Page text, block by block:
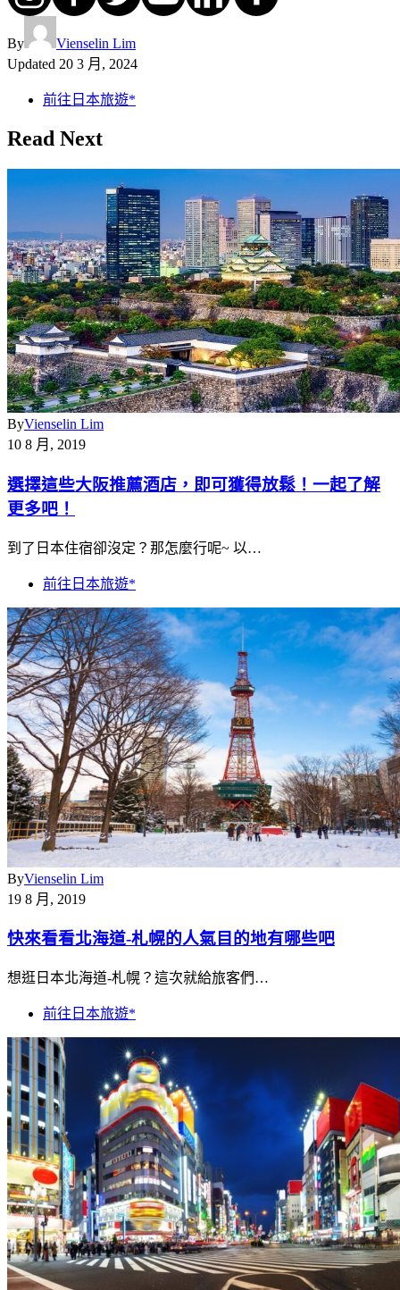
By
Vienselin Lim
Updated 20 3 月, 2024
前往日本旅遊*
Read Next
ByVienselin Lim
10 8 月, 2019
選擇這些大阪推薦酒店，即可獲得放鬆！一起了解
更多吧！
到了日本住宿卻沒定？那怎麼行呢~ 以…
前往日本旅遊*
ByVienselin Lim
19 8 月, 2019
快來看看北海道-札幌的人氣目的地有哪些吧
想逛日本北海道-札幌？這次就給旅客們…
前往日本旅遊*